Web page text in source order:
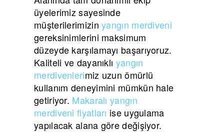
üyelerimiz sayesinde
müşterilerimizinyangın merdiveni
gereksinimlerini maksimum
düzeyde karşılamayı başarıyoruz.
Kaliteli ve dayanıklı yangın
merdivenlerimiz uzun ömürlü
kullanım deneyimini mümkün hale
getiriyor. Makaralı yangın
merdiveni fiyatları ise uygulama
yapılacak alana göre değişiyor.